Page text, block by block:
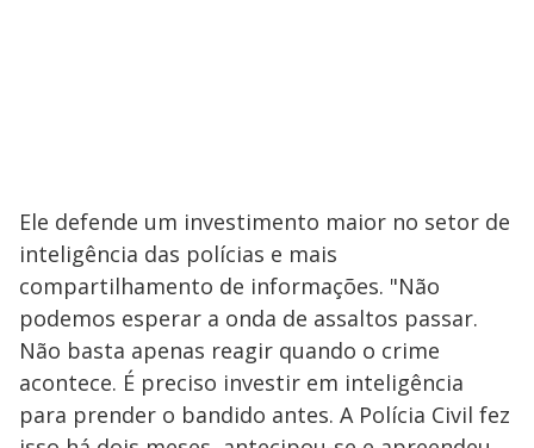
Ele defende um investimento maior no setor de
inteligência das polícias e mais
compartilhamento de informações. "Não
podemos esperar a onda de assaltos passar.
Não basta apenas reagir quando o crime
acontece. É preciso investir em inteligência
para prender o bandido antes. A Polícia Civil fez